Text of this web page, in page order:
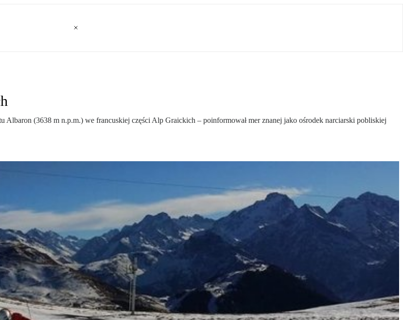
(3638 m n.p.m.) we francuskiej części Alp Graickich – poinformował mer znanej jako ośrodek narciarski pobliskiej